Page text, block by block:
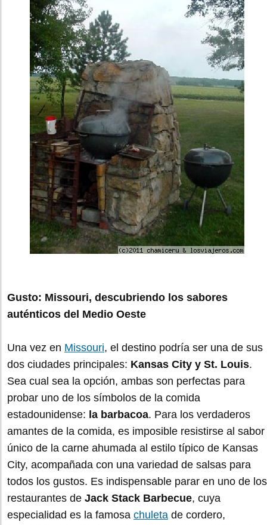
Gusto: Missouri, descubriendo los sabores
auténticos del Medio Oeste
Una vez en Missouri, el destino podría ser una de sus
dos ciudades principales: Kansas City y St. Louis.
Sea cual sea la opción, ambas son perfectas para
probar uno de los símbolos de la comida
estadounidense: la barbacoa. Para los verdaderos
amantes de la comida, es imposible resistirse al sabor
único de la carne ahumada al estilo típico de Kansas
City, acompañada con una variedad de salsas para
todos los gustos. Es indispensable parar en uno de los
restaurantes de Jack Stack Barbecue, cuya
especialidad es la famosa chuleta de cordero,